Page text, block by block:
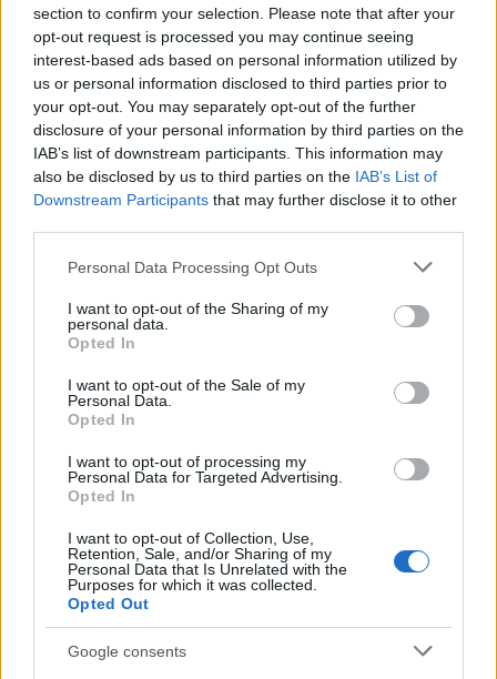
section to confirm your selection. Please note that after your
opt-out request is processed you may continue seeing
interest-based ads based on personal information utilized by
us or personal information disclosed to third parties prior to
your opt-out. You may separately opt-out of the further
disclosure of your personal information by third parties on the
IAB’s list of downstream participants. This information may
also be disclosed by us to third parties on the IAB’s List of
Downstream Participants that may further disclose it to other
Please note that this website/app uses one or more Google
not limited to your visit or usage behaviour. You may click to
grant or deny consent to Google and its third-party tags to
use your data for below specified purposes in below Google
consent section.
Personal Data Processing Opt Outs
I want to opt-out of the Sharing of my
personal data.
Opted In
I want to opt-out of the Sale of my
Personal Data.
Opted In
I want to opt-out of processing my
Personal Data for Targeted Advertising.
Opted In
I want to opt-out of Collection, Use,
Retention, Sale, and/or Sharing of my
Personal Data that Is Unrelated with the
Purposes for which it was collected.
Opted Out
Google consents
en Segunda (véase Roberto Torres, Rubén García,
Domingos Duarte, Rui Silva o Budimir) lo suelen hacer bien
en Primera.
2. Iza Carcelén (Defensa, 180 puntos)
El lateral derecho cadista ha sido uno de los mejores
defensas en comuniodesegunda.es esta temporada. Un
anotado 2 goles y repartido una asistencia en 39 partidos
En el apartado estadístico destaca por su fiabilidad en
interceptaciones (1.3), cualidades defensivas tenidas en
cuenta por el algoritmo de SofaScore. Debería ser el lateral
un jugador muy apetecible para Comunio.
El hondureño ha jugado esta temporada en el Carranza
como cedido por el Girona y pese a tener una temporada
campeonato, marcando 4 goles en los últimos 9 partidos. En